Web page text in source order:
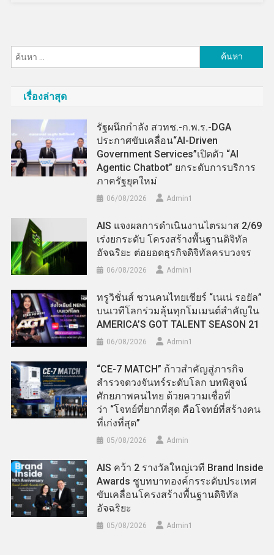
สำหรับ:
เรื่องล่าสุด
รัฐผนึกกำลัง สวทช.-ก.พ.ร.-DGA
ประกาศขับเคลื่อน“AI-Driven
Government Services”เปิดตัว “AI
Agentic Chatbot” ยกระดับการบริการ
ภาครัฐยุคใหม่
06/08/2026 Admin​1
AIS แจงผลการดำเนินงานไตรมาส 2/69
เร่งยกระดับ โครงสร้างพื้นฐานดิจิทัล
อัจฉริยะ ต่อยอดธุรกิจดิจิทัลครบวงจร
06/08/2026 Admin​1
ทรูวิชั่นส์ ชวนคนไทยเชียร์ “เนเน่ รอยัล”
บนเวทีโลกร่วมลุ้นทุกโมเมนต์สำคัญใน
AMERICA’S GOT TALENT SEASON 21
06/08/2026 Admin​1
“CE-7 MATCH” ก้าวสำคัญสู่ภารกิจ
สำรวจดวงจันทร์ระดับโลก บทพิสูจน์
ศักยภาพคนไทย ด้วยความเชื่อที่
ว่า “โจทย์ที่ยากที่สุด คือโจทย์ที่สร้างคน
ที่เก่งที่สุด”
05/08/2026 Admin
AIS คว้า 2 รางวัลใหญ่เวที Brand Inside
Awards ชูบทบาทองค์กรระดับประเทศ
ขับเคลื่อนโครงสร้างพื้นฐานดิจิทัล
อัจฉริยะ
05/08/2026 Admin​1